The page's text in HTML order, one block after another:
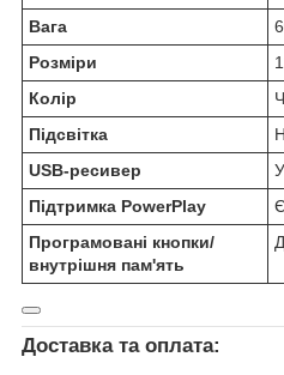
Вага
Розміри
Колір
Підсвітка
USB-ресивер
Підтримка PowerPlay
Програмовані кнопки/
внутрішня пам'ять
Доставка та оплата: